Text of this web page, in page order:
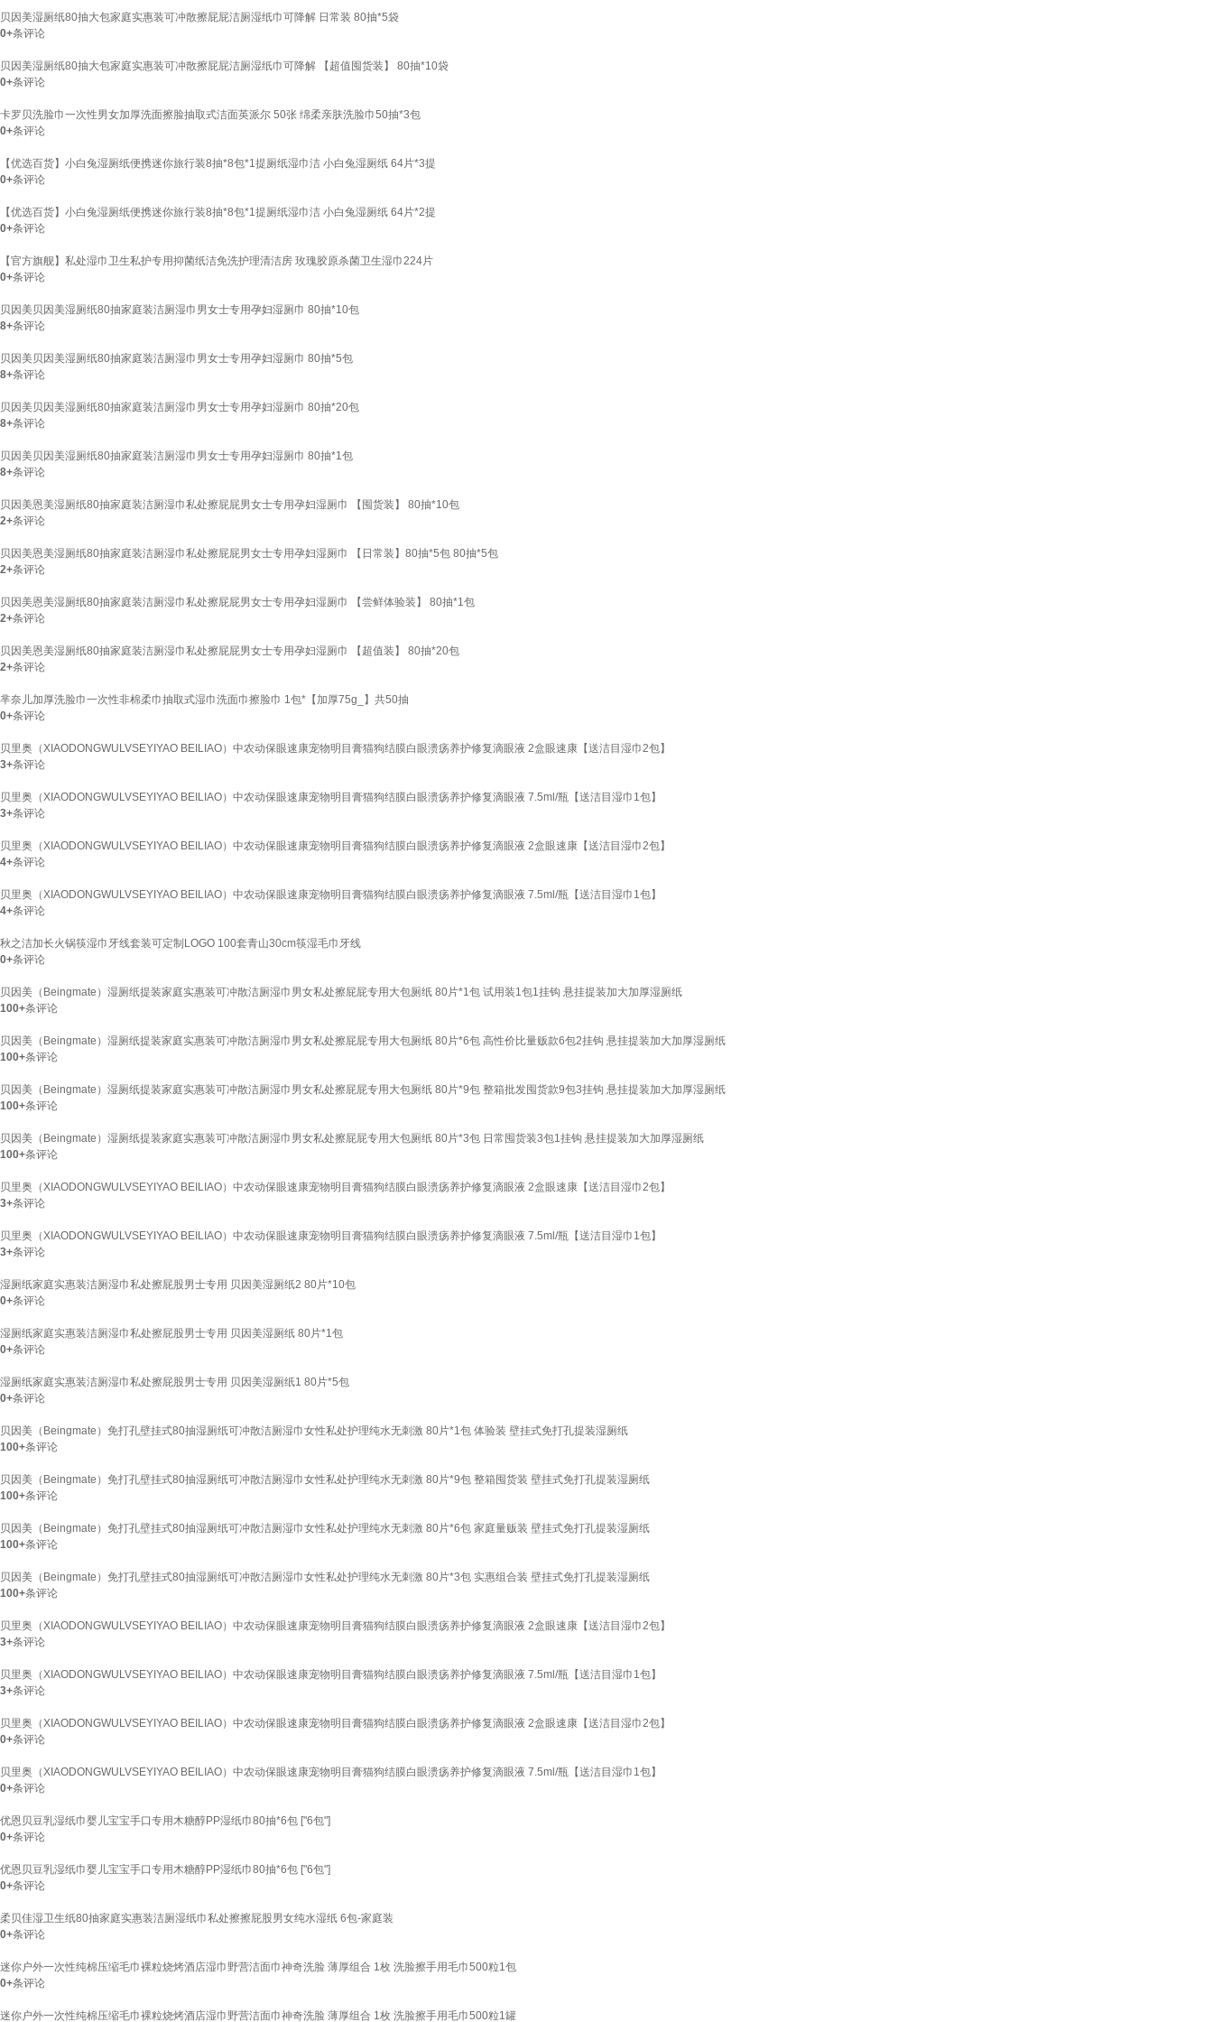
贝因美湿厕纸80抽大包家庭实惠装可冲散擦屁屁洁厕湿纸巾可降解 日常装 80抽*5袋
0+条评论
贝因美湿厕纸80抽大包家庭实惠装可冲散擦屁屁洁厕湿纸巾可降解 【超值囤货装】 80抽*10袋
0+条评论
卡罗贝洗脸巾一次性男女加厚洗面擦脸抽取式洁面英派尔 50张 绵柔亲肤洗脸巾50抽*3包
0+条评论
【优选百货】小白兔湿厕纸便携迷你旅行装8抽*8包*1提厕纸湿巾洁 小白兔湿厕纸 64片*3提
0+条评论
【优选百货】小白兔湿厕纸便携迷你旅行装8抽*8包*1提厕纸湿巾洁 小白兔湿厕纸 64片*2提
0+条评论
【官方旗舰】私处湿巾卫生私护专用抑菌纸洁免洗护理清洁房 玫瑰胶原杀菌卫生湿巾224片
0+条评论
贝因美贝因美湿厕纸80抽家庭装洁厕湿巾男女士专用孕妇湿厕巾 80抽*10包
8+条评论
贝因美贝因美湿厕纸80抽家庭装洁厕湿巾男女士专用孕妇湿厕巾 80抽*5包
8+条评论
贝因美贝因美湿厕纸80抽家庭装洁厕湿巾男女士专用孕妇湿厕巾 80抽*20包
8+条评论
贝因美贝因美湿厕纸80抽家庭装洁厕湿巾男女士专用孕妇湿厕巾 80抽*1包
8+条评论
贝因美恩美湿厕纸80抽家庭装洁厕湿巾私处擦屁屁男女士专用孕妇湿厕巾 【囤货装】 80抽*10包
2+条评论
贝因美恩美湿厕纸80抽家庭装洁厕湿巾私处擦屁屁男女士专用孕妇湿厕巾 【日常装】80抽*5包 80抽*5包
2+条评论
贝因美恩美湿厕纸80抽家庭装洁厕湿巾私处擦屁屁男女士专用孕妇湿厕巾 【尝鲜体验装】 80抽*1包
2+条评论
贝因美恩美湿厕纸80抽家庭装洁厕湿巾私处擦屁屁男女士专用孕妇湿厕巾 【超值装】 80抽*20包
2+条评论
芈奈儿加厚洗脸巾一次性非棉柔巾抽取式湿巾洗面巾擦脸巾 1包*【加厚75g_】共50抽
0+条评论
贝里奥（XIAODONGWULVSEYIYAO BEILIAO）中农动保眼速康宠物明目膏猫狗结膜白眼溃疡养护修复滴眼液 2盒眼速康【送洁目湿巾2包】
3+条评论
贝里奥（XIAODONGWULVSEYIYAO BEILIAO）中农动保眼速康宠物明目膏猫狗结膜白眼溃疡养护修复滴眼液 7.5ml/瓶【送洁目湿巾1包】
3+条评论
贝里奥（XIAODONGWULVSEYIYAO BEILIAO）中农动保眼速康宠物明目膏猫狗结膜白眼溃疡养护修复滴眼液 2盒眼速康【送洁目湿巾2包】
4+条评论
贝里奥（XIAODONGWULVSEYIYAO BEILIAO）中农动保眼速康宠物明目膏猫狗结膜白眼溃疡养护修复滴眼液 7.5ml/瓶【送洁目湿巾1包】
4+条评论
秋之洁加长火锅筷湿巾牙线套装可定制LOGO 100套青山30cm筷湿毛巾牙线
0+条评论
贝因美（Beingmate）湿厕纸提装家庭实惠装可冲散洁厕湿巾男女私处擦屁屁专用大包厕纸 80片*1包 试用装1包1挂钩 悬挂提装加大加厚湿厕纸
100+条评论
贝因美（Beingmate）湿厕纸提装家庭实惠装可冲散洁厕湿巾男女私处擦屁屁专用大包厕纸 80片*6包 高性价比量贩款6包2挂钩 悬挂提装加大加厚湿厕纸
100+条评论
贝因美（Beingmate）湿厕纸提装家庭实惠装可冲散洁厕湿巾男女私处擦屁屁专用大包厕纸 80片*9包 整箱批发囤货款9包3挂钩 悬挂提装加大加厚湿厕纸
100+条评论
贝因美（Beingmate）湿厕纸提装家庭实惠装可冲散洁厕湿巾男女私处擦屁屁专用大包厕纸 80片*3包 日常囤货装3包1挂钩 悬挂提装加大加厚湿厕纸
100+条评论
贝里奥（XIAODONGWULVSEYIYAO BEILIAO）中农动保眼速康宠物明目膏猫狗结膜白眼溃疡养护修复滴眼液 2盒眼速康【送洁目湿巾2包】
3+条评论
贝里奥（XIAODONGWULVSEYIYAO BEILIAO）中农动保眼速康宠物明目膏猫狗结膜白眼溃疡养护修复滴眼液 7.5ml/瓶【送洁目湿巾1包】
3+条评论
湿厕纸家庭实惠装洁厕湿巾私处擦屁股男士专用 贝因美湿厕纸2 80片*10包
0+条评论
湿厕纸家庭实惠装洁厕湿巾私处擦屁股男士专用 贝因美湿厕纸 80片*1包
0+条评论
湿厕纸家庭实惠装洁厕湿巾私处擦屁股男士专用 贝因美湿厕纸1 80片*5包
0+条评论
贝因美（Beingmate）免打孔壁挂式80抽湿厕纸可冲散洁厕湿巾女性私处护理纯水无刺激 80片*1包 体验装 壁挂式免打孔提装湿厕纸
100+条评论
贝因美（Beingmate）免打孔壁挂式80抽湿厕纸可冲散洁厕湿巾女性私处护理纯水无刺激 80片*9包 整箱囤货装 壁挂式免打孔提装湿厕纸
100+条评论
贝因美（Beingmate）免打孔壁挂式80抽湿厕纸可冲散洁厕湿巾女性私处护理纯水无刺激 80片*6包 家庭量贩装 壁挂式免打孔提装湿厕纸
100+条评论
贝因美（Beingmate）免打孔壁挂式80抽湿厕纸可冲散洁厕湿巾女性私处护理纯水无刺激 80片*3包 实惠组合装 壁挂式免打孔提装湿厕纸
100+条评论
贝里奥（XIAODONGWULVSEYIYAO BEILIAO）中农动保眼速康宠物明目膏猫狗结膜白眼溃疡养护修复滴眼液 2盒眼速康【送洁目湿巾2包】
3+条评论
贝里奥（XIAODONGWULVSEYIYAO BEILIAO）中农动保眼速康宠物明目膏猫狗结膜白眼溃疡养护修复滴眼液 7.5ml/瓶【送洁目湿巾1包】
3+条评论
贝里奥（XIAODONGWULVSEYIYAO BEILIAO）中农动保眼速康宠物明目膏猫狗结膜白眼溃疡养护修复滴眼液 2盒眼速康【送洁目湿巾2包】
0+条评论
贝里奥（XIAODONGWULVSEYIYAO BEILIAO）中农动保眼速康宠物明目膏猫狗结膜白眼溃疡养护修复滴眼液 7.5ml/瓶【送洁目湿巾1包】
0+条评论
优恩贝豆乳湿纸巾婴儿宝宝手口专用木糖醇PP湿纸巾80抽*6包 ["6包"]
0+条评论
优恩贝豆乳湿纸巾婴儿宝宝手口专用木糖醇PP湿纸巾80抽*6包 ["6包"]
0+条评论
柔贝佳湿卫生纸80抽家庭实惠装洁厕湿纸巾私处擦擦屁股男女纯水湿纸 6包-家庭装
0+条评论
迷你户外一次性纯棉压缩毛巾裸粒烧烤酒店湿巾野营洁面巾神奇洗脸 薄厚组合 1枚 洗脸擦手用毛巾500粒1包
0+条评论
迷你户外一次性纯棉压缩毛巾裸粒烧烤酒店湿巾野营洁面巾神奇洗脸 薄厚组合 1枚 洗脸擦手用毛巾500粒1罐